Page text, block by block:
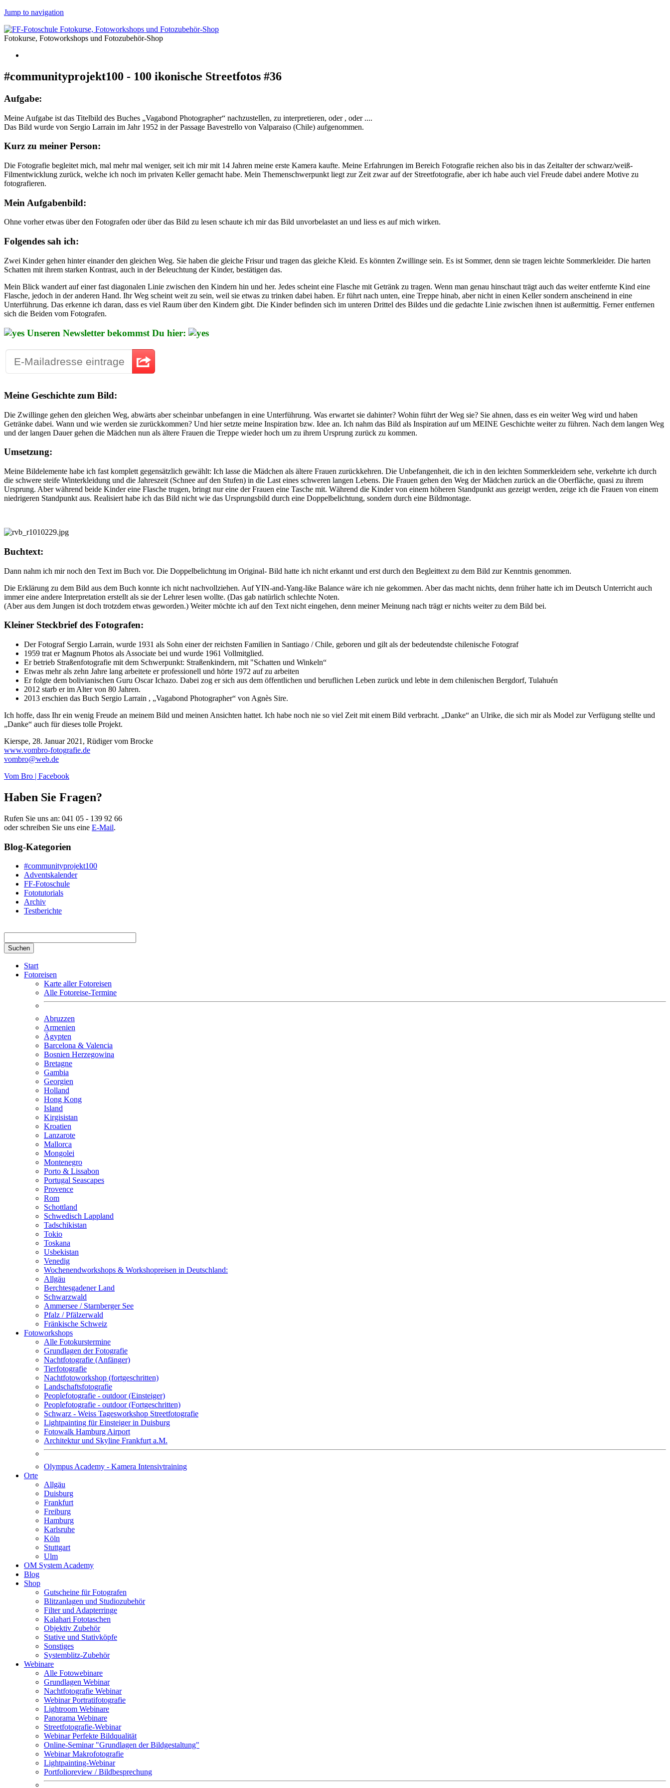
Jump to navigation
Fotokurse, Fotoworkshops und Fotozubehör-Shop
#communityprojekt100 - 100 ikonische Streetfotos #36
Aufgabe:
Meine Aufgabe ist das Titelbild des Buches „Vagabond Photographer“ nachzustellen, zu interpretieren, oder , oder ....
Das Bild wurde von Sergio Larrain im Jahr 1952 in der Passage Bavestrello von Valparaiso (Chile) aufgenommen.
Kurz zu meiner Person:
Die Fotografie begleitet mich, mal mehr mal weniger, seit ich mir mit 14 Jahren meine erste Kamera kaufte. Meine Erfahrungen im Bereich Fotografie reichen also bis in das Zeitalter der schwarz/weiß-
Filmentwicklung zurück, welche ich noch im privaten Keller gemacht habe. Mein Themenschwerpunkt liegt zur Zeit zwar auf der Streetfotografie, aber ich habe auch viel Freude dabei andere Motive zu
fotografieren.
Mein Aufgabenbild:
Ohne vorher etwas über den Fotografen oder über das Bild zu lesen schaute ich mir das Bild unvorbelastet an und liess es auf mich wirken.
Folgendes sah ich:
Zwei Kinder gehen hinter einander den gleichen Weg. Sie haben die gleiche Frisur und tragen das gleiche Kleid. Es könnten Zwillinge sein. Es ist Sommer, denn sie tragen leichte Sommerkleider. Die harten
Schatten mit ihrem starken Kontrast, auch in der Beleuchtung der Kinder, bestätigen das.
Mein Blick wandert auf einer fast diagonalen Linie zwischen den Kindern hin und her. Jedes scheint eine Flasche mit Getränk zu tragen. Wenn man genau hinschaut trägt auch das weiter entfernte Kind eine
Flasche, jedoch in der anderen Hand. Ihr Weg scheint weit zu sein, weil sie etwas zu trinken dabei haben. Er führt nach unten, eine Treppe hinab, aber nicht in einen Keller sondern anscheinend in eine
Unterführung. Das erkenne ich daran, dass es viel Raum über den Kindern gibt. Die Kinder befinden sich im unteren Drittel des Bildes und die gedachte Linie zwischen ihnen ist außermittig. Ferner entfernen
sich die Beiden vom Fotografen.
Unseren Newsletter bekommst Du hier:
Meine Geschichte zum Bild:
Die Zwillinge gehen den gleichen Weg, abwärts aber scheinbar unbefangen in eine Unterführung. Was erwartet sie dahinter? Wohin führt der Weg sie? Sie ahnen, dass es ein weiter Weg wird und haben
Getränke dabei. Wann und wie werden sie zurückkommen? Und hier setzte meine Inspiration bzw. Idee an. Ich nahm das Bild als Inspiration auf um MEINE Geschichte weiter zu führen. Nach dem langen Weg
und der langen Dauer gehen die Mädchen nun als ältere Frauen die Treppe wieder hoch um zu ihrem Ursprung zurück zu kommen.
Umsetzung:
Meine Bildelemente habe ich fast komplett gegensätzlich gewählt: Ich lasse die Mädchen als ältere Frauen zurückkehren. Die Unbefangenheit, die ich in den leichten Sommerkleidern sehe, verkehrte ich durch
die schwere steife Winterkleidung und die Jahreszeit (Schnee auf den Stufen) in die Last eines schweren langen Lebens. Die Frauen gehen den Weg der Mädchen zurück an die Oberfläche, quasi zu ihrem
Ursprung. Aber während beide Kinder eine Flasche trugen, bringt nur eine der Frauen eine Tasche mit. Während die Kinder von einem höheren Standpunkt aus gezeigt werden, zeige ich die Frauen von einem
niedrigeren Standpunkt aus. Realisiert habe ich das Bild nicht wie das Ursprungsbild durch eine Doppelbelichtung, sondern durch eine Bildmontage.
Buchtext:
Dann nahm ich mir noch den Text im Buch vor. Die Doppelbelichtung im Original- Bild hatte ich nicht erkannt und erst durch den Begleittext zu dem Bild zur Kenntnis genommen.
Die Erklärung zu dem Bild aus dem Buch konnte ich nicht nachvollziehen. Auf YIN-and-Yang-like Balance wäre ich nie gekommen. Aber das macht nichts, denn früher hatte ich im Deutsch Unterricht auch
immer eine andere Interpretation erstellt als sie der Lehrer lesen wollte. (Das gab natürlich schlechte Noten.
(Aber aus dem Jungen ist doch trotzdem etwas geworden.) Weiter möchte ich auf den Text nicht eingehen, denn meiner Meinung nach trägt er nichts weiter zu dem Bild bei.
Kleiner Steckbrief des Fotografen:
Der Fotograf Sergio Larrain, wurde 1931 als Sohn einer der reichsten Familien in Santiago / Chile, geboren und gilt als der bedeutendste chilenische Fotograf
1959 trat er Magnum Photos als Associate bei und wurde 1961 Vollmitglied.
Er betrieb Straßenfotografie mit dem Schwerpunkt: Straßenkindern, mit "Schatten und Winkeln“
Etwas mehr als zehn Jahre lang arbeitete er professionell und hörte 1972 auf zu arbeiten
Er folgte dem bolivianischen Guru Oscar Ichazo. Dabei zog er sich aus dem öffentlichen und beruflichen Leben zurück und lebte in dem chilenischen Bergdorf, Tulahuén
2012 starb er im Alter von 80 Jahren.
2013 erschien das Buch Sergio Larrain , „Vagabond Photographer“ von Agnès Sire.
Ich hoffe, dass Ihr ein wenig Freude an meinem Bild und meinen Ansichten hattet. Ich habe noch nie so viel Zeit mit einem Bild verbracht. „Danke“ an Ulrike, die sich mir als Model zur Verfügung stellte und
„Danke“ auch für dieses tolle Projekt.
Kierspe, 28. Januar 2021, Rüdiger vom Brocke
www.vombro-fotografie.de
vombro@web.de
Vom Bro | Facebook
Haben Sie Fragen?
Rufen Sie uns an: 041 05 - 139 92 66
oder schreiben Sie uns eine E-Mail.
Blog-Kategorien
#communityprojekt100
Adventskalender
FF-Fotoschule
Fototutorials
Archiv
Testberichte
Start
Fotoreisen
Karte aller Fotoreisen
Alle Fotoreise-Termine
Abruzzen
Armenien
Ägypten
Barcelona & Valencia
Bosnien Herzegowina
Bretagne
Gambia
Georgien
Holland
Hong Kong
Island
Kirgisistan
Kroatien
Lanzarote
Mallorca
Mongolei
Montenegro
Porto & Lissabon
Portugal Seascapes
Provence
Rom
Schottland
Schwedisch Lappland
Tadschikistan
Tokio
Toskana
Usbekistan
Venedig
Wochenendworkshops & Workshopreisen in Deutschland:
Allgäu
Berchtesgadener Land
Schwarzwald
Ammersee / Starnberger See
Pfalz / Pfälzerwald
Fränkische Schweiz
Fotoworkshops
Alle Fotokurstermine
Grundlagen der Fotografie
Nachtfotografie (Anfänger)
Tierfotografie
Nachtfotoworkshop (fortgeschritten)
Landschaftsfotografie
Peoplefotografie - outdoor (Einsteiger)
Peoplefotografie - outdoor (Fortgeschritten)
Schwarz - Weiss Tagesworkshop Streetfotografie
Lightpainting für Einsteiger in Duisburg
Fotowalk Hamburg Airport
Architektur und Skyline Frankfurt a.M.
Olympus Academy - Kamera Intensivtraining
Orte
Allgäu
Duisburg
Frankfurt
Freiburg
Hamburg
Karlsruhe
Köln
Stuttgart
Ulm
OM System Academy
Blog
Shop
Gutscheine für Fotografen
Blitzanlagen und Studiozubehör
Filter und Adapterringe
Kalahari Fototaschen
Objektiv Zubehör
Stative und Stativköpfe
Sonstiges
Systemblitz-Zubehör
Webinare
Alle Fotowebinare
Grundlagen Webinar
Nachtfotografie Webinar
Webinar Portratifotografie
Lightroom Webinare
Panorama Webinare
Streetfotografie-Webinar
Webinar Perfekte Bildqualität
Online-Seminar "Grundlagen der Bildgestaltung"
Webinar Makrofotografie
Lightpainting-Webinar
Portfolioreview / Bildbesprechung